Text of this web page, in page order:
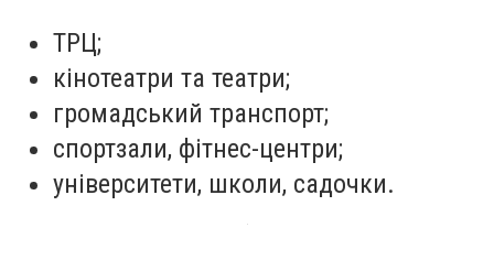
ТРЦ;
кінотеатри та театри;
громадський транспорт;
спортзали, фітнес-центри;
університети, школи, садочки.